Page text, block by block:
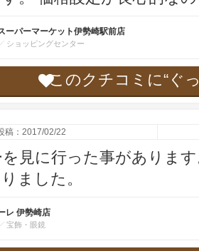
ーパーマーケット伊勢崎駅前店
ショッピングセンター
このクチコミに“ぐ
稿：2017/02/22
見に行った事がありま
ました。
レ 伊勢崎店
宝飾・眼鏡